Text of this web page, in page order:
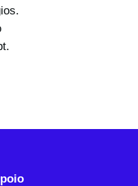
.